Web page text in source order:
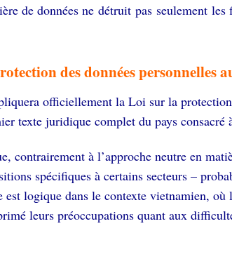
de données ne détruit pas seulement
des données personnelles
officiellement la Loi sur la
texte juridique complet du pays consacré
contrairement à l’approche neutre en
spécifiques à certains secteurs –
est logique dans le contexte vietnamien,
leurs préoccupations quant aux